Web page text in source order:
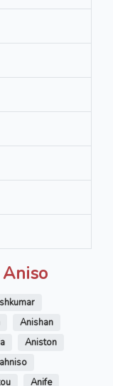
Anishan
Aniston
Anife